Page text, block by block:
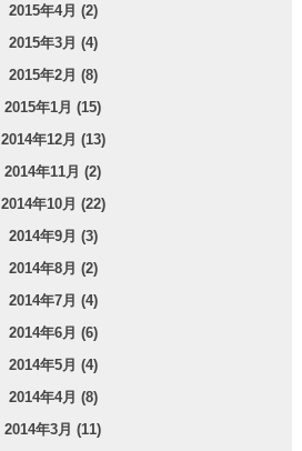
2015年4月 (2)
2015年3月 (4)
2015年2月 (8)
2015年1月 (15)
2014年12月 (13)
2014年11月 (2)
2014年10月 (22)
2014年9月 (3)
2014年8月 (2)
2014年7月 (4)
2014年6月 (6)
2014年5月 (4)
2014年4月 (8)
2014年3月 (11)